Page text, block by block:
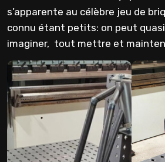
s’apparente au célèbre jeu de
connu étant petits: on peut
imaginer, tout mettre et